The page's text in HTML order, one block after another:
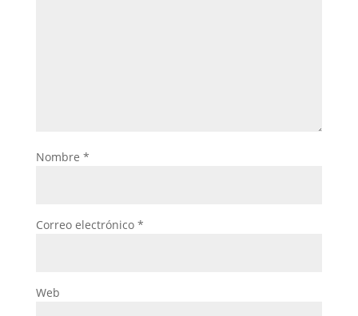
Nombre *
Correo electrónico *
Web